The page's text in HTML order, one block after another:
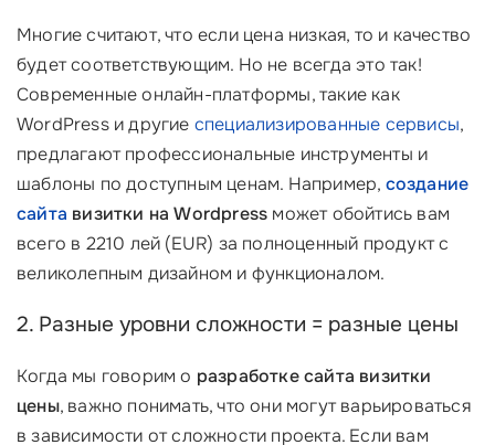
Многие считают, что если цена низкая, то и качество
будет соответствующим. Но не всегда это так!
Современные онлайн-платформы, такие как
WordPress и другие специализированные сервисы,
предлагают профессиональные инструменты и
шаблоны по доступным ценам. Например, создание
сайта визитки на Wordpress может обойтись вам
всего в 2210 лей (EUR) за полноценный продукт с
великолепным дизайном и функционалом.
2. Разные уровни сложности = разные цены
Когда мы говорим о разработке сайта визитки
цены, важно понимать, что они могут варьироваться
в зависимости от сложности проекта. Если вам